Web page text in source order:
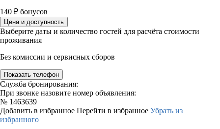
140 ₽ бонусов
Цена и доступность
Выберите даты и количество гостей для расчёта стоимости
проживания
Без комиссии и сервисных сборов
Показать телефон
Служба бронирования:
При звонке назовите номер объявления:
№ 1463639
Добавить в избранное Перейти в избранное Убрать из
избранного